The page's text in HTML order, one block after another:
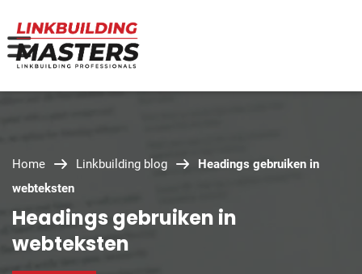
Home Linkbuilding blog
Headings gebruiken in
webteksten
Headings gebruiken in
webteksten